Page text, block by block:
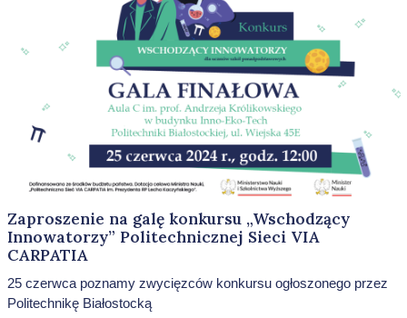
Zaproszenie na galę konkursu „Wschodzący
Innowatorzy” Politechnicznej Sieci VIA
CARPATIA
25 czerwca poznamy zwycięzców konkursu ogłoszonego przez
Politechnikę Białostocką